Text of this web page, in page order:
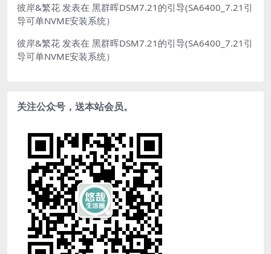
彼岸&繁花 发表在 黑群晖DSM7.21的引导(SA6400_7.21引
导可单NVME安装系统）
彼岸&繁花 发表在 黑群晖DSM7.21的引导(SA6400_7.21引
导可单NVME安装系统）
关注公众号，送本站会员。